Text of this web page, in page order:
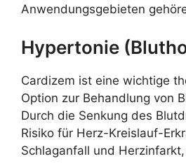
Anwendungsgebieten
Hypertonie
Cardizem ist eine wichtige
Option zur Behandlung von
Durch die Senkung des
Risiko für Herz-Kreislauf-
Schlaganfall und